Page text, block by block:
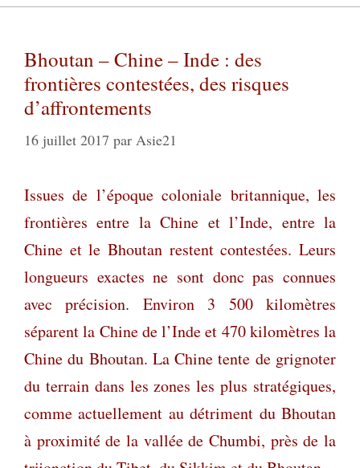
Bhoutan – Chine – Inde : des
frontières contestées, des risques
d’affrontements
16 juillet 2017 par Asie21
Issues de l’époque coloniale britannique, les
frontières entre la Chine et l’Inde, entre la
Chine et le Bhoutan restent contestées. Leurs
longueurs exactes ne sont donc pas connues
avec précision. Environ 3 500 kilomètres
séparent la Chine de l’Inde et 470 kilomètres la
Chine du Bhoutan. La Chine tente de grignoter
du terrain dans les zones les plus stratégiques,
comme actuellement au détriment du Bhoutan
à proximité de la vallée de Chumbi, près de la